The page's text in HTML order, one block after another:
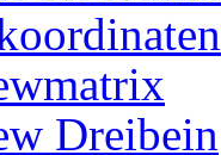
Dreibein